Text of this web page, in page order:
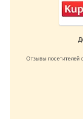
Отзывы посетителей